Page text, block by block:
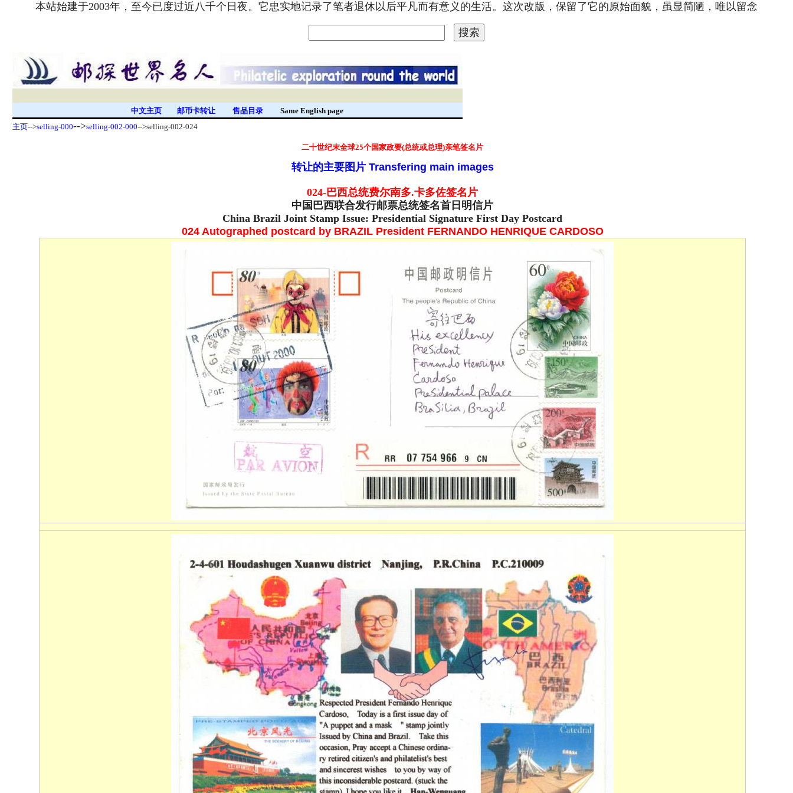
本站始建于2003年，至今已度过近八千个日夜。它忠实地记录了笔者退休以后平凡而有意义的生活。这次改版，保留了它的原始面貌，虽显简陋，唯以留念
中文主页 邮币卡转让 售品目录
Same English page
主页-->selling-000-->selling-002-000-->selling-002-024
二十世纪末全球25个国家政要(总统或总理)亲笔签名片
转让的主要图片 Transfering main images
024-巴西总统费尔南多.卡多佐签名片
中国巴西联合发行邮票总统签名首日明信片
China Brazil Joint Stamp Issue: Presidential Signature First Day Postcard
024 Autographed postcard byBRAZIL President FERNANDO HENRIQUE CARDOSO